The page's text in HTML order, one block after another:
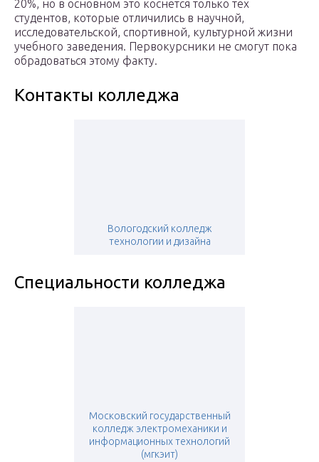
20%, но в основном это коснется только тех
студентов, которые отличились в научной,
исследовательской, спортивной, культурной жизни
учебного заведения. Первокурсники не смогут пока
обрадоваться этому факту.
Контакты колледжа
Вологодский колледж
технологии и дизайна
Специальности колледжа
Московский государственный
колледж электромеханики и
информационных технологий
(мгкэит)